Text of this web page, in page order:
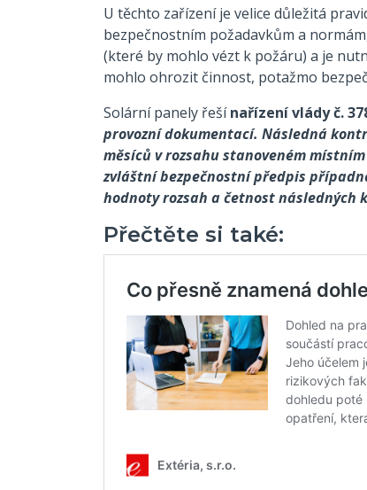
U těchto zařízení je velice důležitá
bezpečnostním požadavkům a
(které by mohlo vézt k požáru) a je
mohlo ohrozit činnost, potažmo
Solární panely řešínařízenívlády č.
provozní dokumentací. Následná
měsíců v rozsahu stanoveném
zvláštní bezpečnostní předpis
hodnoty rozsah a četnost následných
Přečtěte si také: